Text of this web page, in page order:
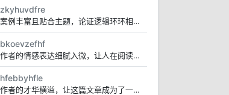
zkyhuvdfre
案例丰富且贴合主题，论证逻辑环环相扣。
bkoevzefhf
作者的情感表达细腻入微，让人在阅读中找到了心灵的慰藉。
hfebbyhfle
作者的才华横溢，让这篇文章成为了一篇不可多得的艺术品。